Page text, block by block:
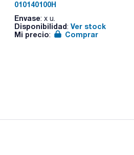
010140100H
Envase: x u.
Disponibilidad: Ver stock
Mi precio: Comprar